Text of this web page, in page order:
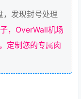
，发现封号处理
，OverWall机场
定制您的专属肉